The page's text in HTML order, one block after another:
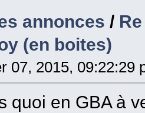
annonces /
(en boites)
07, 2015, 09:22:29
quoi en GBA à